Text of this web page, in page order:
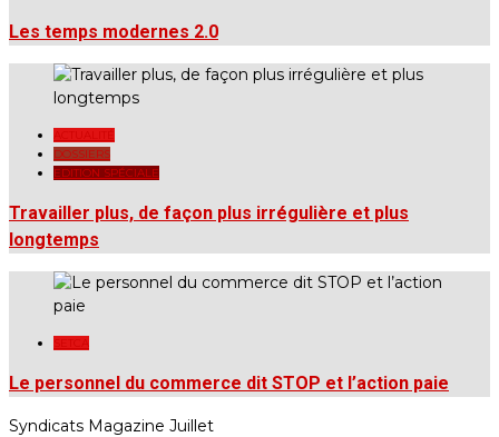
Les temps modernes 2.0
DOSSIERS
EDITION SPÉCIALE
Travailler plus, de façon plus irrégulière et plus
longtemps
Le personnel du commerce dit STOP et l’action paie
Syndicats Magazine Juillet